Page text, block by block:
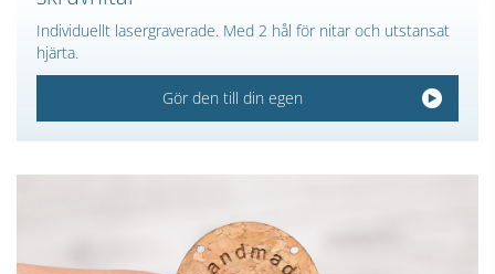
Individuellt lasergraverade. Med 2 hål för nitar och utstansat
hjärta.
Gör den till din egen